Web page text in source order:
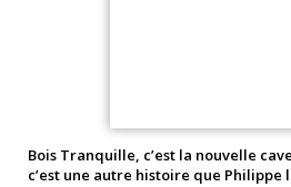
Bois Tranquille, c’est la nouvelle
c’est une autre histoire que Philippe